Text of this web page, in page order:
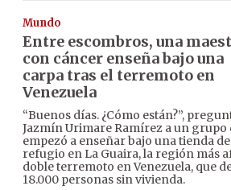
Mundo
Entre escombros, una
con cáncer enseña bajo una
carpa tras el terremoto en
Venezuela
“Buenos días. ¿Cómo están?”,
Jazmín Urimare Ramírez a un grupo
empezó a enseñar bajo una tienda
refugio en La Guaira, la región más
doble terremoto en Venezuela, que
18.000 personas sin vivienda.